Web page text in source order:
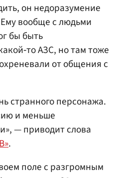
он недоразумение
вообще c людьми
бы быть
АЗC, но там тоже
от общения c
странного персонажа.
и меньше
— приводит слова
.
поле с разгромным